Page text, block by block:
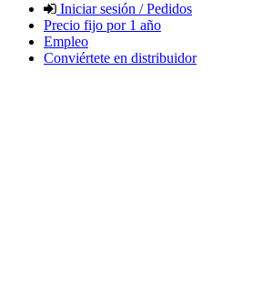
Iniciar sesión / Pedidos
Precio fijo por 1 año
Empleo
Conviértete en distribuidor